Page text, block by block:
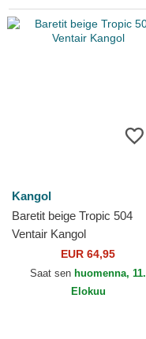
Kangol
Baretit beige Tropic 504
Ventair Kangol
EUR 64,95
Saat sen huomenna, 11.
Elokuu